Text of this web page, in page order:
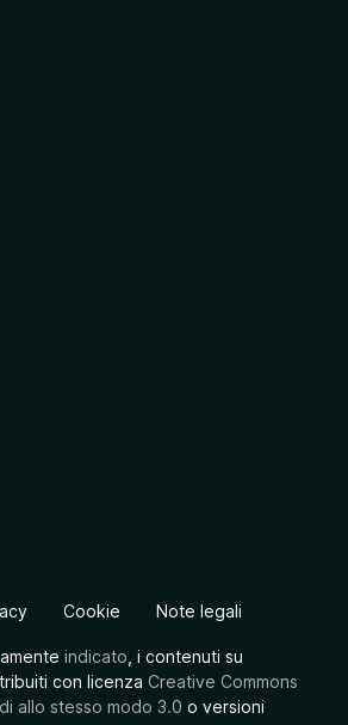
Cookie Note legali
indicato , i contenuti su
con licenza Creative Commons
allo stesso modo 3.0 o versioni